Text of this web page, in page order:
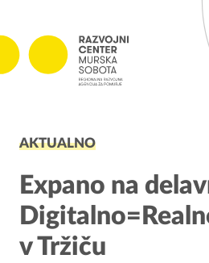
Projekti v izvajanju
Zaključeni projekti
PODJETNIŠTVO
SPOT
AKTUALNO
Expano na
v Tržiču